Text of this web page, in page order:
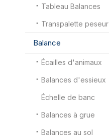
Tableau Balances
Transpalette peseur
Balance
Écailles d'animaux
Balances d'essieux
Échelle de banc
Balances à grue
Balances au sol